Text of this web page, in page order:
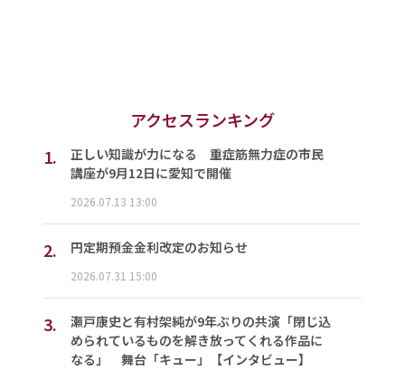
アクセスランキング
1.
正しい知識が力になる 重症筋無力症の市民
講座が9月12日に愛知で開催
2026.07.13 13:00
2. 円定期預金金利改定のお知らせ
2026.07.31 15:00
3.
瀬戸康史と有村架純が9年ぶりの共演「閉じ込
められているものを解き放ってくれる作品に
なる」 舞台「キュー」【インタビュー】